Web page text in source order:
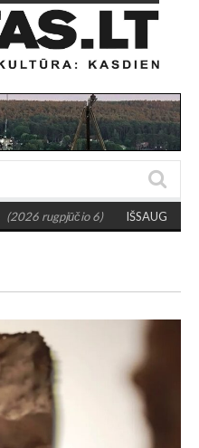
IŠSAUGOS URBANISTINĮ